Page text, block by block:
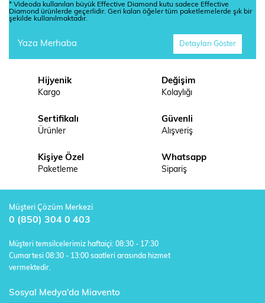
* Videoda kullanılan büyük Effective Diamond kutu sadece Effective
Diamond ürünlerde geçerlidir. Geri kalan öğeler tüm paketlemelerde şık bir
şekilde kullanılmaktadır.
Yaza Merhaba Detayları Göster
Hijyenik
Kargo
Değişim
Kolaylığı
Sertifikalı
Ürünler
Güvenli
Alışveriş
Kişiye Özel
Paketleme
Whatsapp
Sipariş
Müşteri Çözüm Merkezi
0 (850) 304 0 403
Müşteri temsilcelerimiz haftaiçi: 08:30 - 17:30
Cumartesi 08:30 - 13:00 saatleri arasında hizmet
vermektedir.
Sosyal Medya'da Miavento